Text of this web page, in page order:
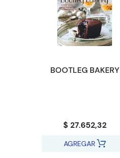
BOOTLEG BAKERY
$ 27.652,32
AGREGAR